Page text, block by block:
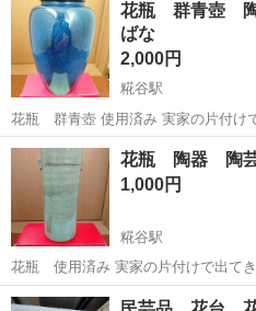
花瓶 群青壺
ばな
2,000円
糀谷駅
花瓶 群青壺 使用済み 実家の片付け
てると思います ヒビ、欠け無いです
センチ 直径一番太い所で14センチ 群
ます ...
東京 大田区 糀谷駅 イン
花瓶 陶器 陶
1,000円
糀谷駅
花瓶 使用済み 実家の片付けで出て
ビ、欠け無いです 作者不明 高さ19.5
東京 大田区 糀谷駅 イン